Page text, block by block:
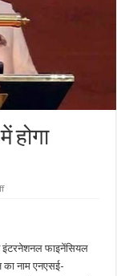
होगा
on
होगा
कारोबार
इंटरनेशनल फाइनेंसियल
का नाम एनएसई-